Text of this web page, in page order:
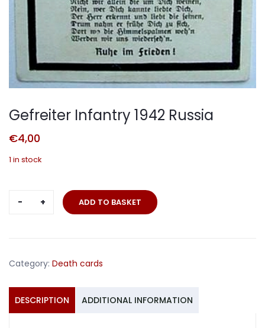
Gefreiter Infantry 1942 Russia
€4,00
1 in stock
Gefreiter
Infantry
ADD TO BASKET
Category: Death cards
DESCRIPTION ADDITIONAL INFORMATION